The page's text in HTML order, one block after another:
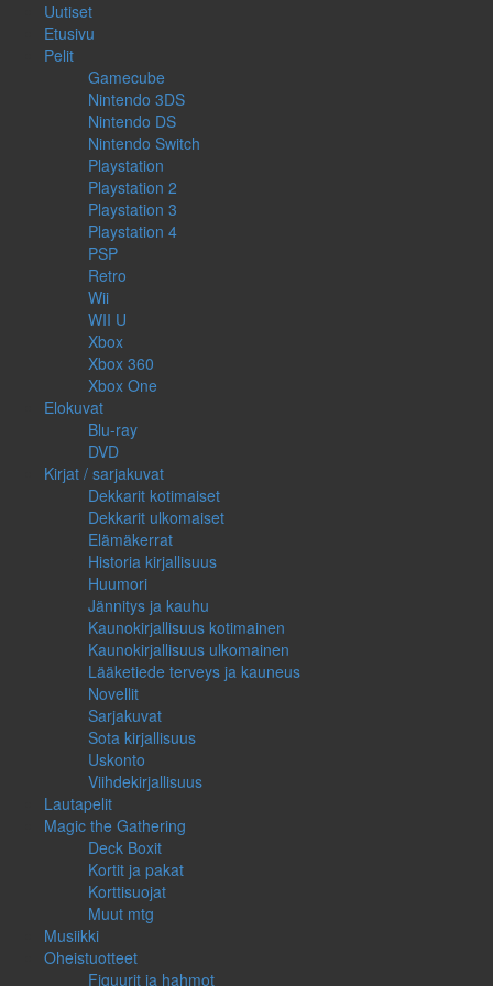
Uutiset
Etusivu
Pelit
Gamecube
Nintendo 3DS
Nintendo DS
Nintendo Switch
Playstation
Playstation 2
Playstation 3
Playstation 4
PSP
Retro
Wii
WII U
Xbox
Xbox 360
Xbox One
Elokuvat
Blu-ray
DVD
Kirjat / sarjakuvat
Dekkarit kotimaiset
Dekkarit ulkomaiset
Elämäkerrat
Historia kirjallisuus
Huumori
Jännitys ja kauhu
Kaunokirjallisuus kotimainen
Kaunokirjallisuus ulkomainen
Lääketiede terveys ja kauneus
Novellit
Sarjakuvat
Sota kirjallisuus
Uskonto
Viihdekirjallisuus
Lautapelit
Magic the Gathering
Deck Boxit
Kortit ja pakat
Korttisuojat
Muut mtg
Musiikki
Oheistuotteet
Figuurit ja hahmot